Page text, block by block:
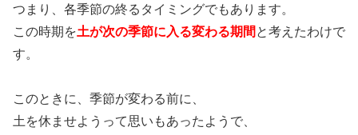
つまり、各季節の終るタイミングでもあります。
この時期を土が次の季節に入る変わる期間 と考えたわけで
す。
このときに、季節が変わる前に、
土を休ませようって思いもあったようで、